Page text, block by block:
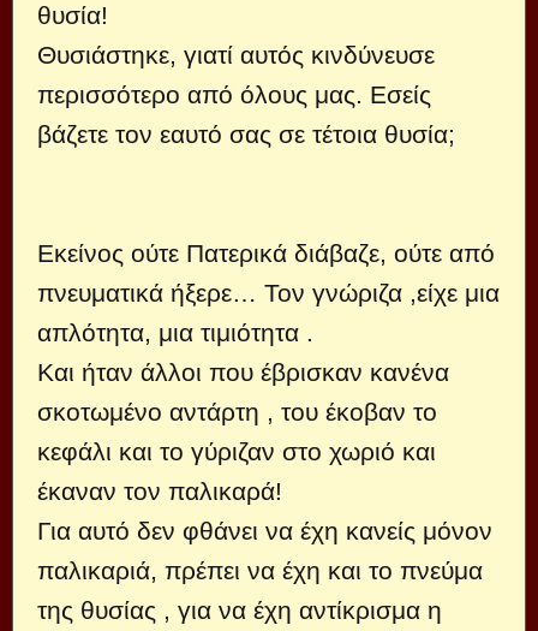
θυσία!
Θυσιάστηκε, γιατί αυτός κινδύνευσε
περισσότερο από όλους μας. Εσείς
βάζετε τον εαυτό σας σε τέτοια θυσία;
Εκείνος ούτε Πατερικά διάβαζε, ούτε από
πνευματικά ήξερε… Τον γνώριζα ,είχε μια
απλότητα, μια τιμιότητα .
Και ήταν άλλοι που έβρισκαν κανένα
σκοτωμένο αντάρτη , του έκοβαν το
κεφάλι και το γύριζαν στο χωριό και
έκαναν τον παλικαρά!
Για αυτό δεν φθάνει να έχη κανείς μόνον
παλικαριά, πρέπει να έχη και το πνεύμα
της θυσίας , για να έχη αντίκρισμα η